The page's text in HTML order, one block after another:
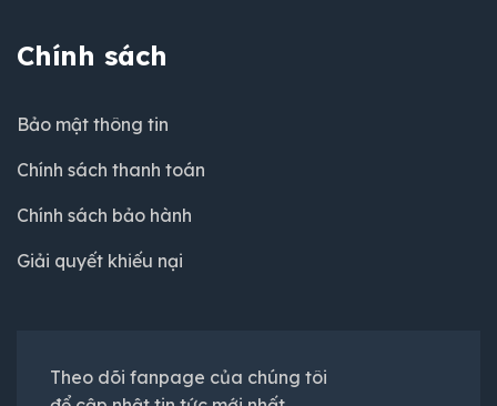
Chính sách
Bảo mật thông tin
Chính sách thanh toán
Chính sách bảo hành
Giải quyết khiếu nại
Theo dõi fanpage của chúng tôi